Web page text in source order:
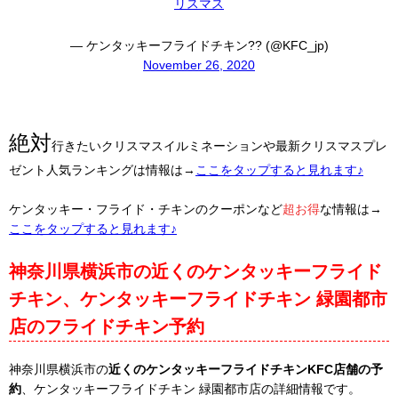
リスマス
— ケンタッキーフライドチキン?? (@KFC_jp)
November 26, 2020
絶対行きたいクリスマスイルミネーションや最新クリスマスプレ
ゼント人気ランキングは情報は→ ここをタップすると見れます♪
ケンタッキー・フライド・チキンのクーポンなど超お得な情報は→
ここをタップすると見れます♪
神奈川県横浜市の近くのケンタッキーフライド
チキン、ケンタッキーフライドチキン 緑園都市
店のフライドチキン予約
神奈川県横浜市の近くのケンタッキーフライドチキンKFC店舗の予
約 、ケンタッキーフライドチキン 緑園都市店の詳細情報です。